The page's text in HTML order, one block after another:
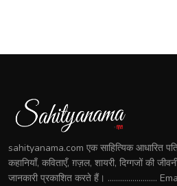
sahityanama.com एक साहित्यिक आधारित
कहानियाँ, कविताएँ, ग़ज़ल, शायरी, दिग्गजों की
जानकारी प्रकाशित करते हैं। ........................